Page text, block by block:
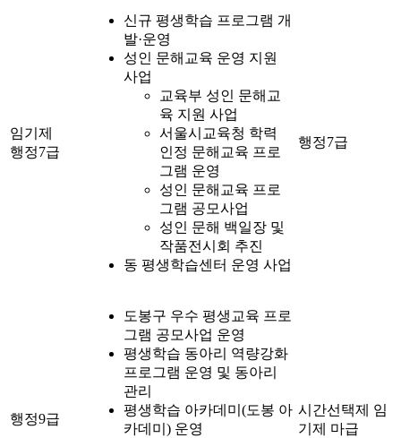
임기제
행정7급
신규 평생학습 프로그램 개
발·운영
성인 문해교육 운영 지원
사업
교육부 성인 문해교
육 지원 사업
서울시교육청 학력
인정 문해교육 프로
그램 운영
성인 문해교육 프로
그램 공모사업
성인 문해 백일장 및
작품전시회 추진
동 평생학습센터 운영 사업
행정7급
행정9급
도봉구 우수 평생교육 프로
그램 공모사업 운영
평생학습 동아리 역량강화
프로그램 운영 및 동아리
관리
평생학습 아카데미(도봉 아
카데미) 운영
시간선택제 임
기제 마급